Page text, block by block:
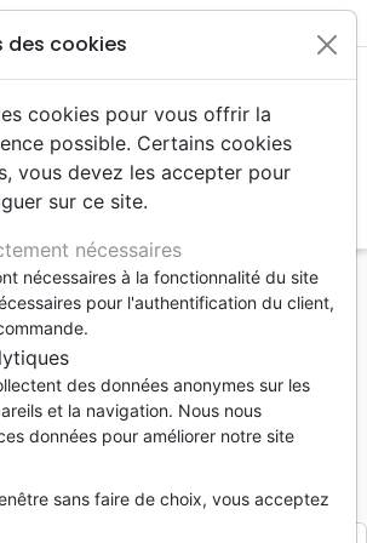
Objets cadeaux
"Le Seigneur remplit ma vie de
"Le Seigneur remplit
des cookies
cookies pour vous offrir la
possible. Certains cookies
vous devez les accepter pour
sur ce site.
nécessaires
nécessaires à la fonctionnalité du site
pour l'authentification du client,
des données anonymes sur les
et la navigation. Nous nous
données pour améliorer notre site
sans faire de choix, vous acceptez